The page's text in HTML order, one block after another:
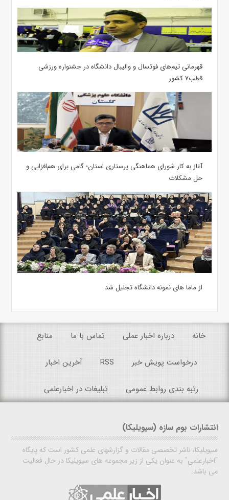
قهرمانی تیم‌های فوتسال و والیبال دانشگاه در جشنواره ورزشی
قطب۷ کشور
آغاز به کار شورای هماهنگی پرستاری استان؛ گامی برای هم‌افزایی و
حل مشکلات
از ماما های نمونه دانشگاه تجلیل شد
خانه درباره اخبار عملی تماس با ما منابع
درخواست پویش خبر RSS آخرین اخبار
رتبه بندی روابط عمومی تبلیغات در اخبارعلمی
انتشارات بوم سازه (سیویلیکا)
سیویلیکا، ناشر تخصصی مقالات و گزارشهای علمی کشور است که پایگاه
"اخبارعلمی" به عنوان یکی از زیر مجموعه های سیویلیکا در حال فعالیت
می باشد.